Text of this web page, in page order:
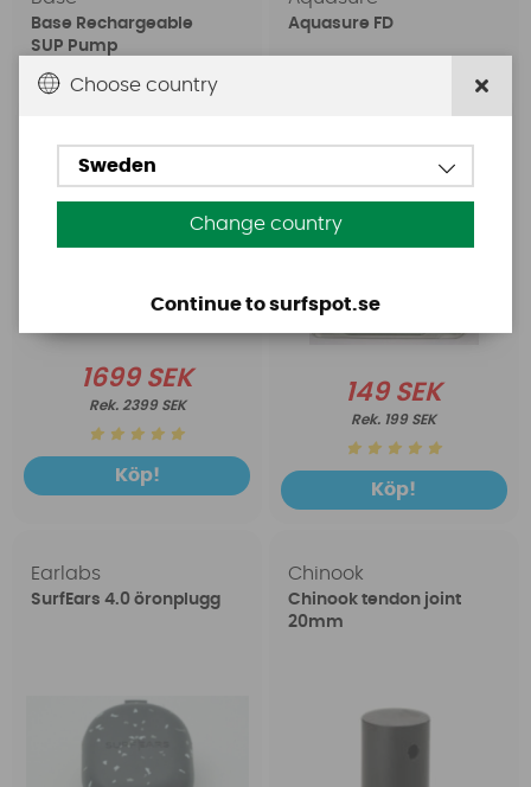
Base Rechargeable
SUP Pump
1699 SEK
2399 SEK
Köp!
Aquasure FD
149 SEK
199 SEK
Köp!
Earlabs
SurfEars 4.0 öronplugg
Chinook
Chinook tendon joint
20mm
Choose country
Sweden
Change country
Continue to surfspot.se